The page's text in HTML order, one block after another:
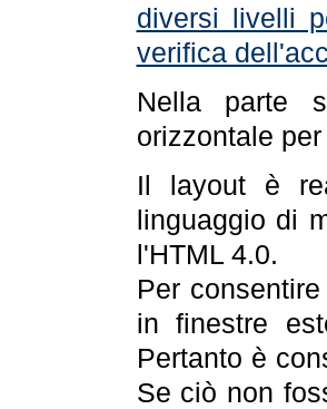
diversi livelli
verifica
Nella parte
orizzontale
Il layout è
linguaggio di
l'HTML 4.0.
Per
in finestre
Pertanto è
Se ciò non